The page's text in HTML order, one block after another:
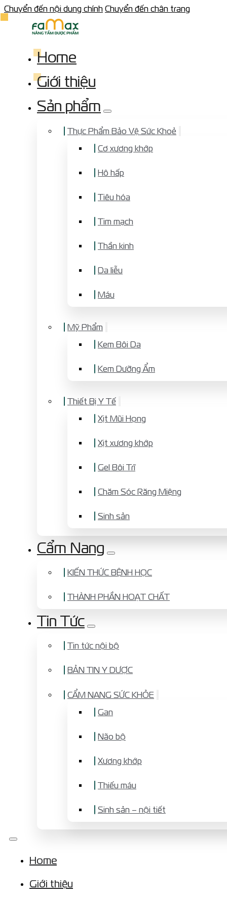
Chuyển đến nội dung chính Chuyển đến chân trang
Home
Giới thiệu
Sản phẩm
Thực Phẩm Bảo Vệ Sức Khoẻ
Cơ xương khớp
Hô hấp
Tiêu hóa
Tim mạch
Thần kinh
Da liễu
Máu
Mỹ Phẩm
Kem Bôi Da
Kem Dưỡng Ẩm
Thiết Bị Y Tế
Xịt Mũi Họng
Xịt xương khớp
Gel Bôi Trĩ
Chăm Sóc Răng Miệng
Sinh sản
Cẩm Nang
KIẾN THỨC BỆNH HỌC
THÀNH PHẦN HOẠT CHẤT
Tin Tức
Tin tức nội bộ
BẢN TIN Y DƯỢC
CẨM NANG SỨC KHỎE
Gan
Não bộ
Xương khớp
Thiếu máu
Sinh sản – nội tiết
Home
Giới thiệu